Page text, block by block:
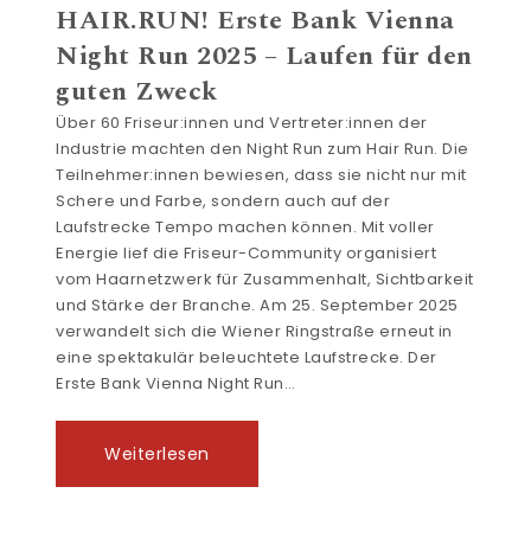
HAIR.RUN! Erste Bank Vienna
Night Run 2025 – Laufen für den
guten Zweck
Über 60 Friseur:innen und Vertreter:innen der
Industrie machten den Night Run zum Hair Run. Die
Teilnehmer:innen bewiesen, dass sie nicht nur mit
Schere und Farbe, sondern auch auf der
Laufstrecke Tempo machen können. Mit voller
Energie lief die Friseur-Community organisiert
vom Haarnetzwerk für Zusammenhalt, Sichtbarkeit
und Stärke der Branche. Am 25. September 2025
verwandelt sich die Wiener Ringstraße erneut in
eine spektakulär beleuchtete Laufstrecke. Der
Erste Bank Vienna Night Run…
Weiterlesen